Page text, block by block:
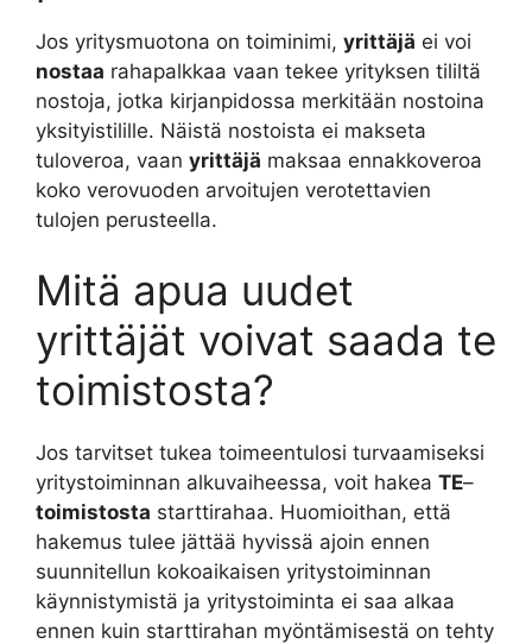
Jos yritysmuotona on toiminimi, yrittäjä ei voi
nostaa rahapalkkaa vaan tekee yrityksen tililtä
nostoja, jotka kirjanpidossa merkitään nostoina
yksityistilille. Näistä nostoista ei makseta
tuloveroa, vaan yrittäjä maksaa ennakkoveroa
koko verovuoden arvoitujen verotettavien
tulojen perusteella.
Mitä apua uudet
yrittäjät voivat saada te
toimistosta?
Jos tarvitset tukea toimeentulosi turvaamiseksi
yritystoiminnan alkuvaiheessa, voit hakea TE–
toimistosta starttirahaa. Huomioithan, että
hakemus tulee jättää hyvissä ajoin ennen
suunnitellun kokoaikaisen yritystoiminnan
käynnistymistä ja yritystoiminta ei saa alkaa
ennen kuin starttirahan myöntämisestä on tehty